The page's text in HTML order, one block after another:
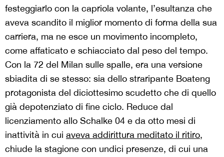
festeggiarlo con la capriola volante, l’esultanza che
aveva scandito il miglior momento di forma della sua
carriera, ma ne esce un movimento incompleto,
come affaticato e schiacciato dal peso del tempo.
Con la 72 del Milan sulle spalle, era una versione
sbiadita di se stesso: sia dello straripante Boateng
protagonista del diciottesimo scudetto che di quello
già depotenziato di fine ciclo. Reduce dal
licenziamento allo Schalke 04 e da otto mesi di
inattività in cui aveva addirittura meditato il ritiro,
chiude la stagione con undici presenze, di cui una